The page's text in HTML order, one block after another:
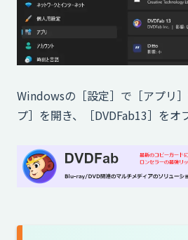
Windowsの［設定］で［アプリ
プ］を開き、［DVDFab13］をオ